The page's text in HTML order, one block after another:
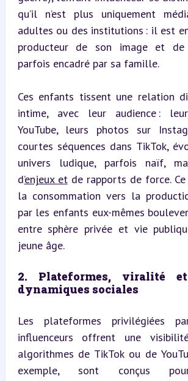
qu’il n’est plus uniquement
adultes ou des institutions : il est
producteur de son image et de
parfois encadré par sa famille.
Ces enfants tissent une relation
intime, avec leur audience :
YouTube, leurs photos sur
courtes séquences dans TikTok,
univers ludique, parfois naïf,
d’enjeux et de rapports de force.
la consommation vers la
par les enfants eux-mêmes
entre sphère privée et vie
jeune âge.
2. Plateformes, viralité
dynamiques sociales
Les plateformes privilégiées
influenceurs offrent une
algorithmes de TikTok ou de
exemple, sont conçus